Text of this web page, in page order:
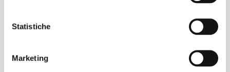
Statistiche
Marketing